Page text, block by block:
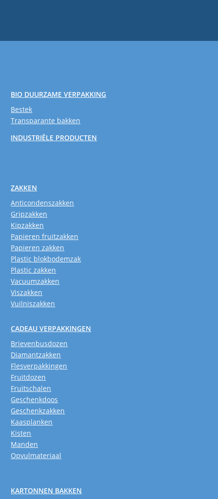
BIO DUURZAME VERPAKKING
Bestek
Transparante bakken
INDUSTRIËLE PRODUCTEN
ZAKKEN
Anticondenszakken
Gripzakken
Kipzakken
Papieren fruitzakken
Papieren zakken
Plastic blokbodemzak
Plastic zakken
Vacuumzakken
Viszakken
Vuilniszakken
CADEAU VERPAKKINGEN
Brievenbusdozen
Diamantzakken
Flesverpakkingen
Fruitdozen
Fruitschalen
Geschenkdoos
Geschenkzakken
Kaasplanken
Kisten
Manden
Opvulmateriaal
KARTONNEN BAKKEN